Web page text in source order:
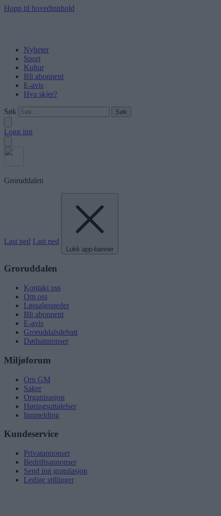
Hopp til hovedinnhold
Nyheter
Sport
Kultur
Bli abonnent
E-avis
Hva skjer?
Søk
Logg inn
Groruddalen
Last ned Last ned
Lukk app-banner
Groruddalen
Kontakt oss
Om oss
Løssalgssteder
Bli abonnent
E-avis
Groruddalsdebatt
Dødsannonser
Miljøforum
Om GM
Saker
Organisasjon
Høringsuttalelser
Innmelding
Kundeservice
Privatannonser
Bedriftsannonser
Send inn gratulasjon
Ledige stillinger